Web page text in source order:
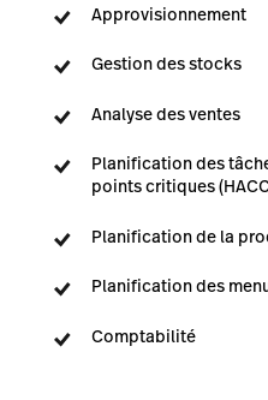
Approvisionnement
Gestion des stocks
Analyse des ventes
Planification des
points critiques
Planification de la
Planification des
Comptabilité